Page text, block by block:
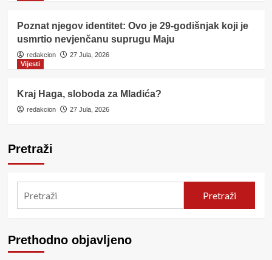
Poznat njegov identitet: Ovo je 29-godišnjak koji je
usmrtio nevjenčanu suprugu Maju
redakcion
27 Jula, 2026
Vijesti
Kraj Haga, sloboda za Mladića?
redakcion 27 Jula, 2026
Pretraži
Pretraži
Prethodno objavljeno